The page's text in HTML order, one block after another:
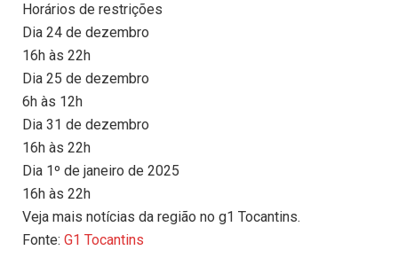
Horários de restrições
Dia 24 de dezembro
16h às 22h
Dia 25 de dezembro
6h às 12h
Dia 31 de dezembro
16h às 22h
Dia 1º de janeiro de 2025
16h às 22h
Veja mais notícias da região no g1 Tocantins.
Fonte: G1 Tocantins